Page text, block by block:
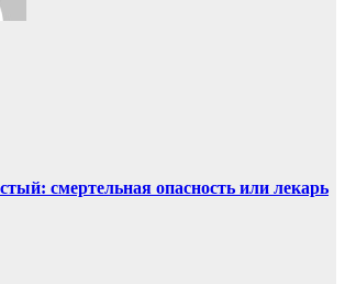
смертельная опасность или лекарь